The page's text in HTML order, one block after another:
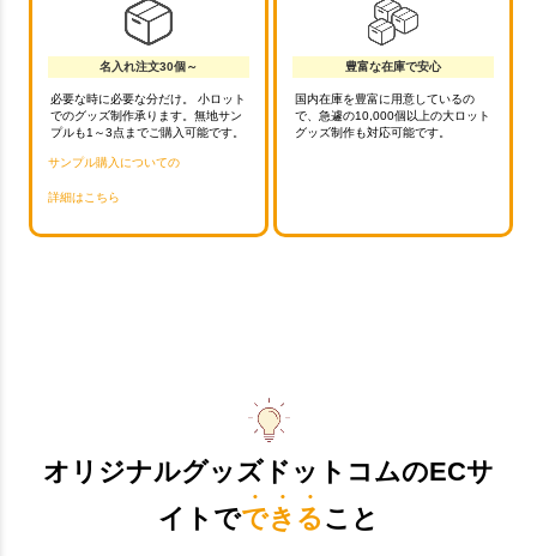
名入れ注文30個～
必要な時に必要な分だけ。 小ロット
でのグッズ制作承ります。無地サン
プルも1～3点までご購入可能です。
サンプル購入についての
詳細はこちら
豊富な在庫で安心
国内在庫を豊富に用意しているの
で、急遽の10,000個以上の大ロット
グッズ制作も対応可能です。
オリジナルグッズドットコムのECサ
イトでできる こと